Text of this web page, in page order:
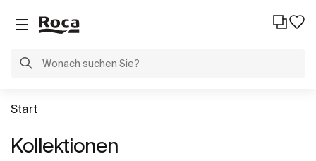
Start
Kollektionen